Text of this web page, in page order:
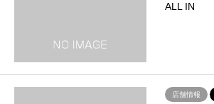
ALL IN
店舗情報